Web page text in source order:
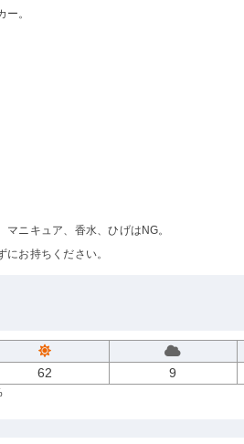
。
ニキュア、香水、ひげはNG。
お持ちください。
62 9